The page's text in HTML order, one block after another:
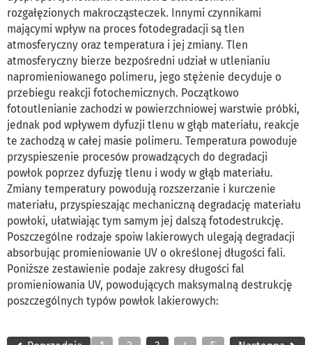
rozgałęzionych makrocząsteczek. Innymi czynnikami
mającymi wpływ na proces fotodegradacji są tlen
atmosferyczny oraz temperatura i jej zmiany. Tlen
atmosferyczny bierze bezpośredni udział w utlenianiu
napromieniowanego polimeru, jego stężenie decyduje o
przebiegu reakcji fotochemicznych. Początkowo
fotoutlenianie zachodzi w powierzchniowej warstwie próbki,
jednak pod wpływem dyfuzji tlenu w głąb materiału, reakcje
te zachodzą w całej masie polimeru. Temperatura powoduje
przyspieszenie procesów prowadzących do degradacji
powłok poprzez dyfuzję tlenu i wody w głąb materiału.
Zmiany temperatury powodują rozszerzanie i kurczenie
materiału, przyspieszając mechaniczną degradację materiału
powłoki, ułatwiając tym samym jej dalszą fotodestrukcję.
Poszczególne rodzaje spoiw lakierowych ulegają degradacji
absorbując promieniowanie UV o określonej długości fali.
Poniższe zestawienie podaje zakresy długości fal
promieniowania UV, powodujących maksymalną destrukcję
poszczególnych typów powłok lakierowych: